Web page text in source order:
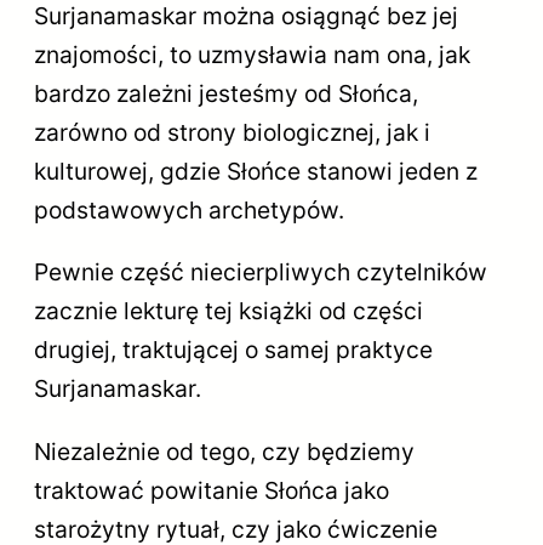
Surjanamaskar można osiągnąć bez jej
znajomości, to uzmysławia nam ona, jak
bardzo zależni jesteśmy od Słońca,
zarówno od strony biologicznej, jak i
kulturowej, gdzie Słońce stanowi jeden z
podstawowych archetypów.
Pewnie część niecierpliwych czytelników
zacznie lekturę tej książki od części
drugiej, traktującej o samej praktyce
Surjanamaskar.
Niezależnie od tego, czy będziemy
traktować powitanie Słońca jako
starożytny rytuał, czy jako ćwiczenie